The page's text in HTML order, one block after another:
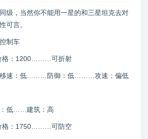
级，当然你不能用一星的和三星坦克去对
可言。
制车
格：1200………可折射
速：低………防御：低………攻速：偏低
低……建筑：高
格：1750………可防空